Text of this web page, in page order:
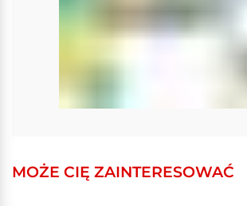
MOŻE CIĘ ZAINTERESOWAĆ